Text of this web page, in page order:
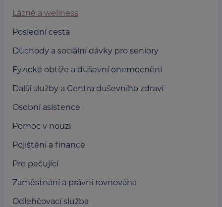
Lázně a wellness
Poslední cesta
Důchody a sociální dávky pro seniory
Fyzické obtíže a duševní onemocnění
Další služby a Centra duševního zdraví
Osobní asistence
Pomoc v nouzi
Pojištění a finance
Pro pečující
Zaměstnání a právní rovnováha
Odlehčovací služba